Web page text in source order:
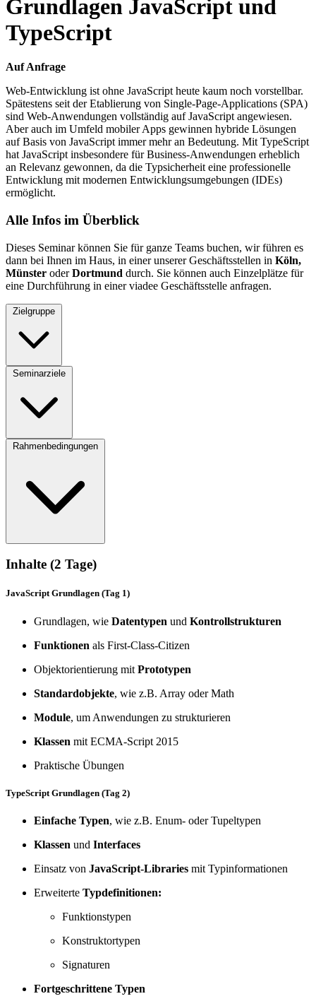
Grundlagen JavaScript und
TypeScript
Auf Anfrage
Web-Entwicklung ist ohne JavaScript heute kaum noch vorstellbar.
Spätestens seit der Etablierung von Single-Page-Applications (SPA)
sind Web-Anwendungen vollständig auf JavaScript angewiesen.
Aber auch im Umfeld mobiler Apps gewinnen hybride Lösungen
auf Basis von JavaScript immer mehr an Bedeutung. Mit TypeScript
hat JavaScript insbesondere für Business-Anwendungen erheblich
an Relevanz gewonnen, da die Typsicherheit eine professionelle
Entwicklung mit modernen Entwicklungsumgebungen (IDEs)
ermöglicht.
Alle Infos im Überblick
Dieses Seminar können Sie für ganze Teams buchen, wir führen es
dann bei Ihnen im Haus, in einer unserer Geschäftsstellen in Köln,
Münster oderDortmund durch. Sie können auch Einzelplätze für
eine Durchführung in einer viadee Geschäftsstelle anfragen.
Zielgruppe
Seminarziele
Rahmenbedingungen
Inhalte (2 Tage)
JavaScript Grundlagen (Tag 1)
Grundlagen, wie Datentypen und Kontrollstrukturen
Funktionen als First-Class-Citizen
Objektorientierung mit Prototypen
Standardobjekte, wie z.B. Array oder Math
Module, um Anwendungen zu strukturieren
Klassen mit ECMA-Script 2015
Praktische Übungen
TypeScript Grundlagen (Tag 2)
Einfache Typen, wie z.B. Enum- oder Tupeltypen
Klassen und Interfaces
Einsatz von JavaScript-Libraries mit Typinformationen
Erweiterte Typdefinitionen:
Funktionstypen
Konstruktortypen
Signaturen
Fortgeschrittene Typen